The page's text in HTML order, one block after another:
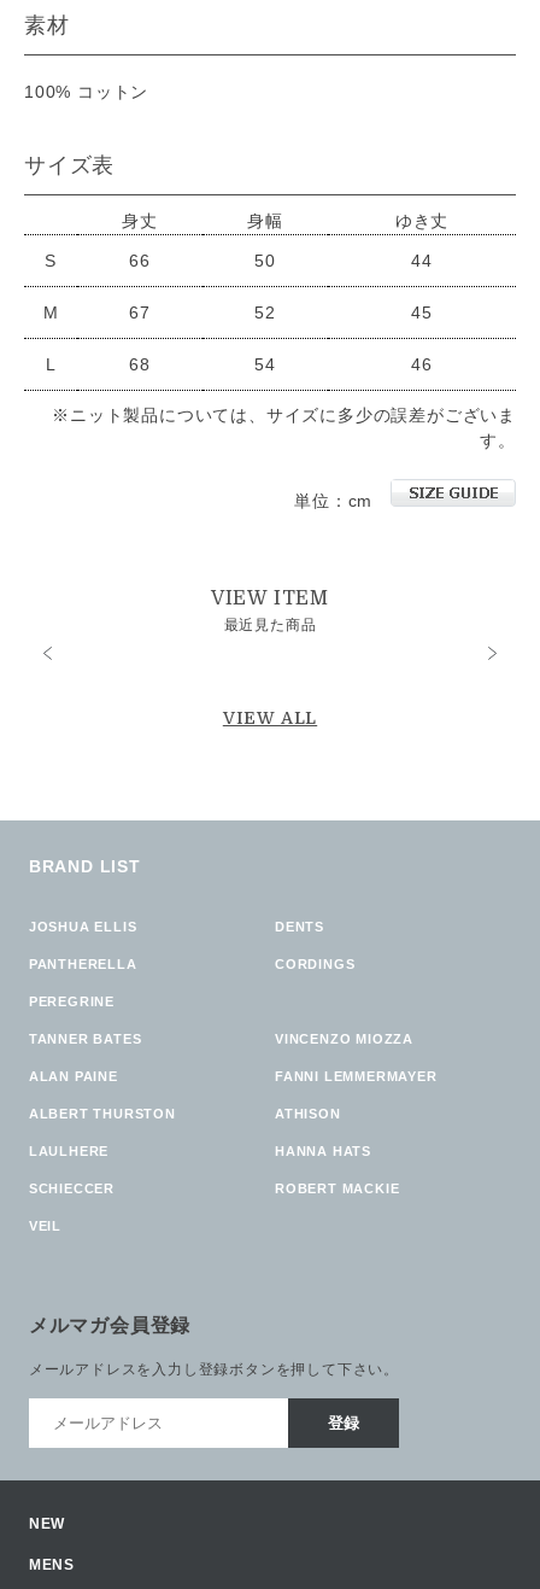
素材
100% コットン
サイズ表
身丈 身幅 ゆき丈
S 66 50 44
M 67 52 45
L 68 54 46
※ニット製品については、サイズに多少の誤差がございま
す。
単位：cm
VIEW ITEM
最近見た商品
VIEW ALL
BRAND LIST
JOSHUA ELLIS DENTS
PANTHERELLA CORDINGS
PEREGRINE
TANNER BATES VINCENZO MIOZZA
ALAN PAINE FANNI LEMMERMAYER
ALBERT THURSTON ATHISON
LAULHERE HANNA HATS
SCHIECCER ROBERT MACKIE
VEIL
メルマガ会員登録
メールアドレスを入力し登録ボタンを押して下さい。
NEW
MENS